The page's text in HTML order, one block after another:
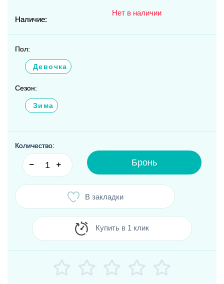
Наличие:
Нет в наличии
Пол:
Девочка
Сезон:
Зима
Количество:
Бронь
В закладки
Купить в 1 клик